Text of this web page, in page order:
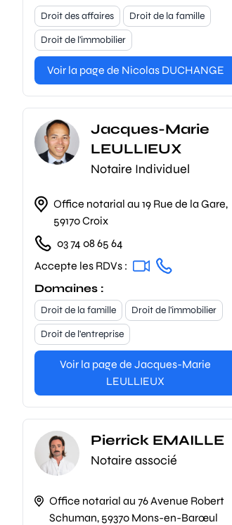
Droit des affaires
Droit de la famille
Droit de l'immobilier
Voir la page de Nicolas DUCHANGE
Jacques-Marie
LEULLIEUX
Notaire Individuel
Office notarial au 19 Rue de la Gare,
59170 Croix
03 74 08 65 64
Accepte les RDVs :
Domaines :
Droit de la famille
Droit de l'immobilier
Droit de l'entreprise
Voir la page de Jacques-Marie
LEULLIEUX
Pierrick EMAILLE
Notaire associé
Office notarial au 76 Avenue Robert
Schuman, 59370 Mons-en-Barœul